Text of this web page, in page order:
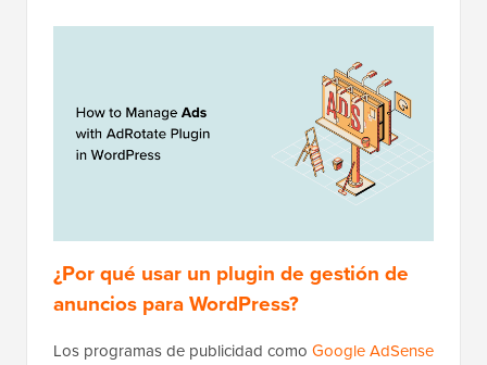
¿Por qué usar un plugin de gestión de
anuncios para WordPress?
Los programas de publicidad como Google AdSense